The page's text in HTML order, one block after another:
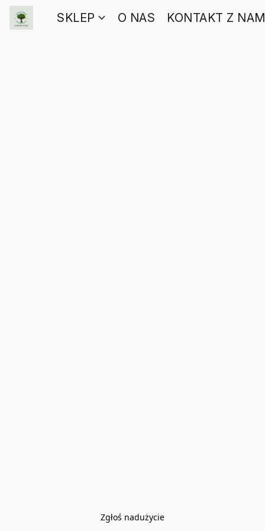
SKLEP O NAS KONTAKT Z
Zgłoś nadużycie